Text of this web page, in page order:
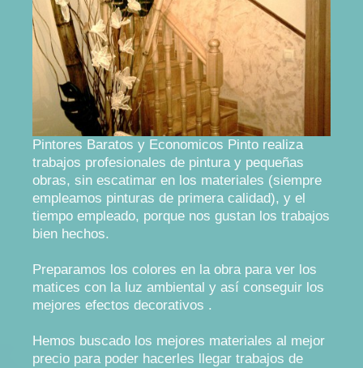
Pintores Baratos y Economicos Pinto realiza
trabajos profesionales de pintura y pequeñas
obras, sin escatimar en los materiales (siempre
empleamos pinturas de primera calidad), y el
tiempo empleado, porque nos gustan los trabajos
bien hechos.
Preparamos los colores en la obra para ver los
matices con la luz ambiental y así conseguir los
mejores efectos decorativos .
Hemos buscado los mejores materiales al mejor
precio para poder hacerles llegar trabajos de